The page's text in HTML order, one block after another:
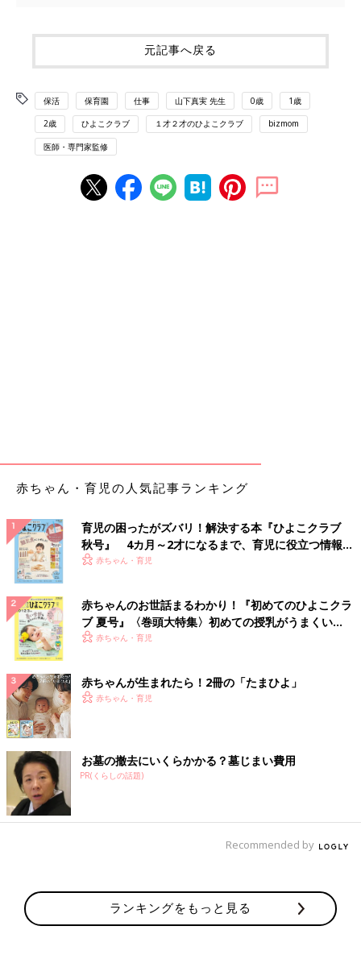
元記事へ戻る
保活 保育園 仕事 山下真実 先生 0歳 1歳
2歳 ひよこクラブ １才２才のひよこクラブ bizmom
医師・専門家監修
赤ちゃん・育児の人気記事ランキング
育児の困ったがズバリ！解決する本『ひよこクラブ
秋号』 4カ月～2才になるまで、育児に役立つ情報が
いっぱい！
赤ちゃん・育児
赤ちゃんのお世話まるわかり！『初めてのひよこクラ
ブ 夏号』〈巻頭大特集〉初めての授乳がうまくい
く！ おっぱい・ミルクの基本と夏のトラブル 解決テ
赤ちゃん・育児
赤ちゃんが生まれたら！2冊の「たまひよ」
赤ちゃん・育児
お墓の撤去にいくらかかる？墓じまい費用
PR(くらしの話題)
Recommended by
ランキングをもっと見る